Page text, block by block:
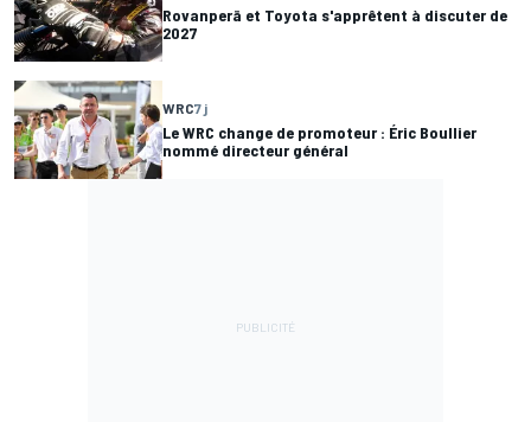
Rovanperä et Toyota s'apprêtent à discuter de
2027
WRC7 j
Le WRC change de promoteur : Éric Boullier
nommé directeur général